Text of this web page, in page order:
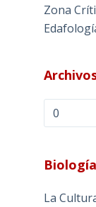
Zona
Archivos
La